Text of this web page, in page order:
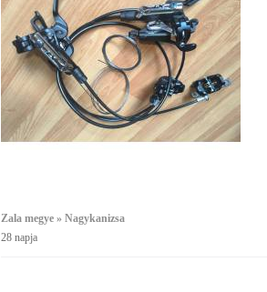
Zala megye » Nagykanizsa
28 napja